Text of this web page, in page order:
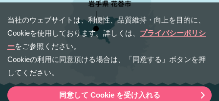
当社のウェブサイトは、利便性、品質維持・向上を⽬的に、
Cookieを使⽤しております。詳しくは、 プライバシーポリシ
ーをご参照ください。
Cookieの利⽤に同意頂ける場合は、「同意する」ボタンを押
してください。
同意して Cookie を受け入れる
Copyright（C） 2020 Hanamaki Tourism & Convention Bureau.